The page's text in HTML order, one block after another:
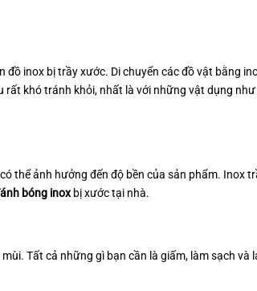
đồ inox bị trầy xước. Di chuyển các đồ vật bằng
rất khó tránh khỏi, nhất là với những vật dụng như
thể ảnh hưởng đến độ bền của sản phẩm. Inox
bóng inoxbị xước tại nhà.
Tất cả những gì bạn cần là giấm, làm sạch và